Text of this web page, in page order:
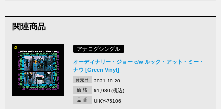
関連商品
アナログシングル
オーディナリー・ジョー c/w ルック・アット・ミー・
ナウ [Green Vinyl]
発売日 2021.10.20
価 格 ¥1,980 (税込)
品 番 UIKY-75106